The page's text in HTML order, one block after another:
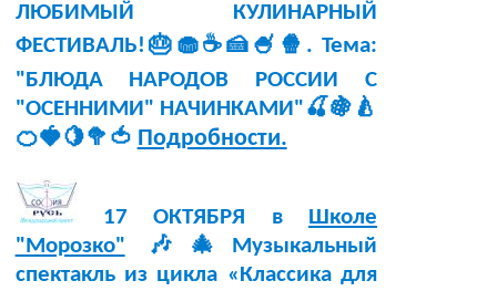
ЛЮБИМЫЙ КУЛИНАРНЫЙ
ФЕСТИВАЛЬ!🎂🧁☕🍰🍧🍿. Тема:
"БЛЮДА НАРОДОВ РОССИИ С
"ОСЕННИМИ" НАЧИНКАМИ"🍒🍇🍐
🍊🍓🍋🥦🍅 Подробности.
17 ОКТЯБРЯ в Школе
"Морозко" 🎶🎄Музыкальный
спектакль из цикла «Классика для